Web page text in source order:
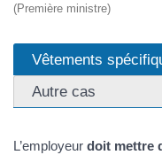
(Première ministre)
Vêtements
Autre cas
L’employeur doit mettre